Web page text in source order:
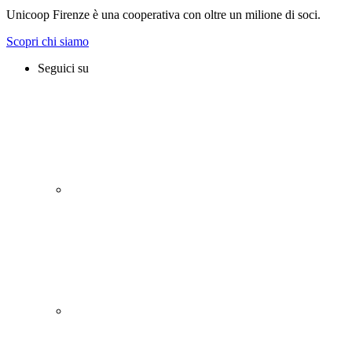
Unicoop Firenze è una cooperativa con oltre un milione di soci.
Scopri chi siamo
Seguici su